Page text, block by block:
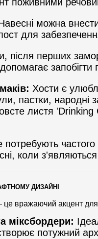
можна
для
після перших
Хости є
пастки,
листя
потребують
коли
ДИЗАЙНІ
вражаючий акцент для
міксбордери:
потужний